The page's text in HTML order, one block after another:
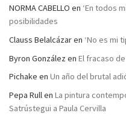
NORMA CABELLO en ‘En todos
posibilidades
Clauss Belalcázaren ‘No es mi
Byron González en El fracaso de
Pichake en Un año del brutal
Pepa Rullen La pintura
Satrústegui a Paula Cervilla